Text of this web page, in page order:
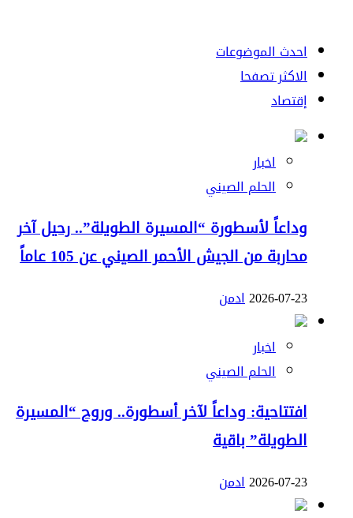
احدث الموضوعات
الاكثر تصفحا
إقتصاد
اخبار
الحلم الصيني
وداعاً لأسطورة “المسيرة الطويلة”.. رحيل آخر
محاربة من الجيش الأحمر الصيني عن 105 عاماً
2026-07-23ادمن
اخبار
الحلم الصيني
افتتاحية: وداعاً لآخر أسطورة.. وروح “المسيرة
الطويلة” باقية
2026-07-23ادمن